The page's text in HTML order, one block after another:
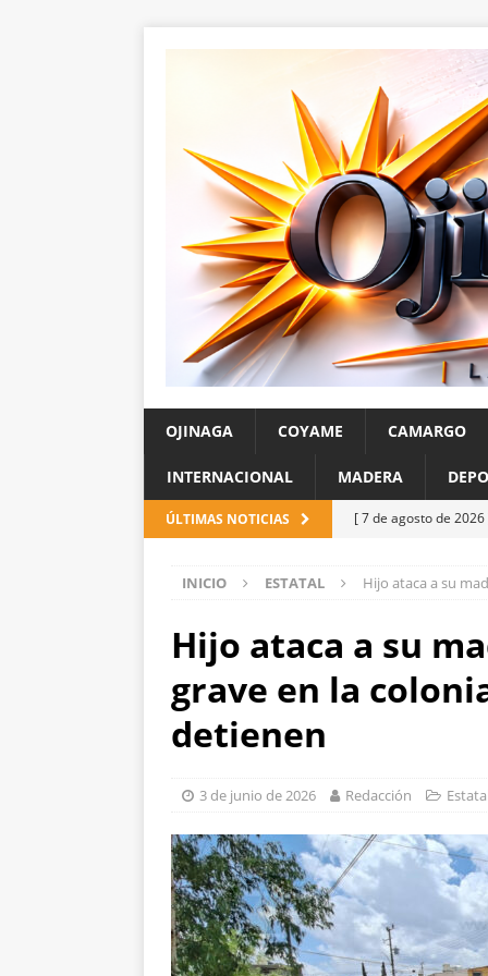
OJINAGA COYAME CAMARGO
INTERNACIONAL MADERA
ÚLTIMAS NOTICIAS [ 7 de agosto de 2026
[ 7 de agosto de 2026
de unidad en el PAN
Reyes
ESTATAL
INICIO ESTATAL Hijo ataca a su
Hijo ataca a su
grave en la
detienen
3 de junio de 2026 Redacción Estatal